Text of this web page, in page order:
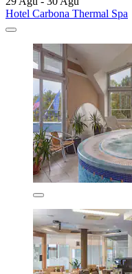
Hotel Carbona Thermal Spa